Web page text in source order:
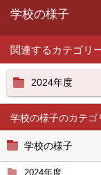
学校の様子
学校の様子
2024年度
学校の様子
関連するカテゴリ
2024年度